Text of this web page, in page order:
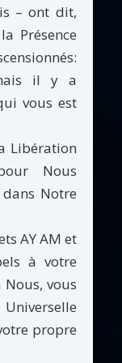
– ont dit,
Présence
il y a
vous est
Libération
Nous
Notre
AY AM et
à votre
Nous, vous
propre